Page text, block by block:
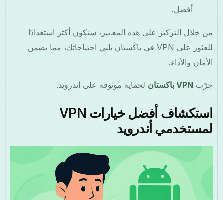
أفضل.
من خلال التركيز على هذه المعايير، ستكون أكثر استعدادًا
للعثور على VPN في باكستان يلبي احتياجاتك، مما يضمن
الأمان والأداء.
جرّب VPN باكستان لحماية موثوقة على أندرويد.
استكشاف أفضل خيارات VPN
لمستخدمي أندرويد